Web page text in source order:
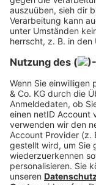
Mit einer
modernen
Großbritannien.
ursprünglich
Show „Love
längst als
und eine
aufgebaut.